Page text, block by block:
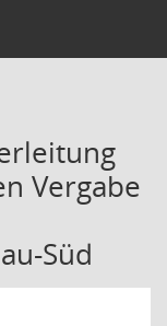
Vergabe
Süd